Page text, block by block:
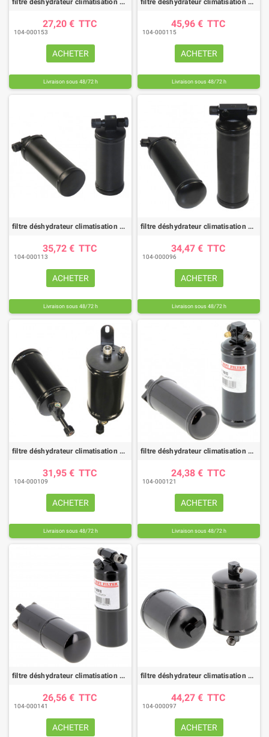
filtre déshydrateur climatisation DYH90041 |HIFI FILTER
27,20 € TTC
104-000153
ACHETER
Livraison sous 48/72 h
filtre déshydrateur climatisation DYH70007 |HIFI FILTER
45,96 € TTC
104-000115
ACHETER
Livraison sous 48/72 h
filtre déshydrateur climatisation DYH70004 |HIFI FILTER
35,72 € TTC
104-000113
ACHETER
Livraison sous 48/72 h
filtre déshydrateur climatisation DYH60002 |HIFI FILTER
34,47 € TTC
104-000096
ACHETER
Livraison sous 48/72 h
filtre déshydrateur climatisation DYH70000 |HIFI FILTER
31,95 € TTC
104-000109
ACHETER
Livraison sous 48/72 h
filtre déshydrateur climatisation DYH70015 |HIFI FILTER
24,38 € TTC
104-000121
ACHETER
Livraison sous 48/72 h
filtre déshydrateur climatisation DYH90018 |HIFI FILTER
26,56 € TTC
104-000141
ACHETER
filtre déshydrateur climatisation DYH60003 |HIFI FILTER
44,27 € TTC
104-000097
ACHETER